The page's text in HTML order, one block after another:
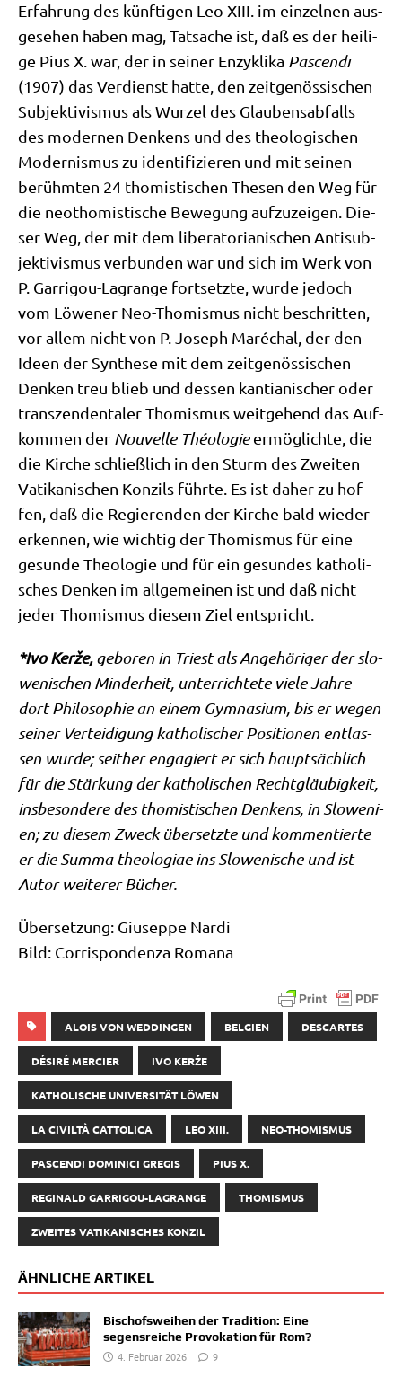
Erfah­rung des künf­ti­gen Leo XIII. im ein­zel­nen aus­
ge­se­hen haben mag, Tat­sa­che ist, daß es der hei­li­
ge Pius X. war, der in sei­ner Enzy­kli­ka Pas­cen­di
(1907) das Ver­dienst hat­te, den zeit­ge­nös­si­schen
Sub­jek­ti­vis­mus als Wur­zel des Glau­bens­ab­falls
des moder­nen Den­kens und des theo­lo­gi­schen
Moder­nis­mus zu iden­ti­fi­zie­ren und mit sei­nen
berühm­ten 24 tho­mi­sti­schen The­sen den Weg für
die neo­tho­mi­sti­sche Bewe­gung auf­zu­zei­gen. Die­
ser Weg, der mit dem libera­to­ria­ni­schen Anti­sub­
jek­ti­vis­mus ver­bun­den war und sich im Werk von
P. Gar­ri­gou-Lagran­ge fort­setz­te, wur­de jedoch
vom Löwe­ner Neo-Tho­mis­mus nicht beschrit­ten,
vor allem nicht von P. Joseph Maré­chal, der den
Ideen der Syn­the­se mit dem zeit­ge­nös­si­schen
Den­ken treu blieb und des­sen kan­ti­a­ni­scher oder
tran­szen­den­ta­ler Tho­mis­mus weit­ge­hend das Auf­
kom­men der Nou­vel­le Théo­lo­gieermög­lich­te, die
die Kir­che schließ­lich in den Sturm des Zwei­ten
Vati­ka­ni­schen Kon­zils führ­te. Es ist daher zu hof­
fen, daß die Regie­ren­den der Kir­che bald wie­der
erken­nen, wie wich­tig der Tho­mis­mus für eine
gesun­de Theo­lo­gie und für ein gesun­des katho­li­
sches Den­ken im all­ge­mei­nen ist und daß nicht
jeder Tho­mis­mus die­sem Ziel entspricht.
*Ivo Kerže,gebo­ren in Tri­est als Ange­hö­ri­ger der slo­
we­ni­schen Min­der­heit, unter­rich­te­te vie­le Jah­re
dort Phi­lo­so­phie an einem Gym­na­si­um, bis er wegen
sei­ner Ver­tei­di­gung katho­li­scher Posi­tio­nen ent­las­
sen wur­de; seit­her enga­giert er sich haupt­säch­lich
für die Stär­kung der katho­li­schen Recht­gläu­big­keit,
ins­be­son­de­re des tho­mi­sti­schen Den­kens, in Slo­we­ni­
en; zu die­sem Zweck über­setz­te und kom­men­tier­te
er die Sum­ma theo­lo­giae ins Slo­we­ni­sche und ist
Autor wei­te­rer Bücher.
Über­set­zung: Giu­sep­pe Nar­di
Bild: Cor­ri­spon­den­za Romana
ALOIS VON WEDDINGEN BELGIEN DESCARTES
DÉSIRÉ MERCIER IVO KERŽE
KATHOLISCHE UNIVERSITÄT LÖWEN
LA CIVILTÀ CATTOLICA LEO XIII. NEO-THOMISMUS
PASCENDI DOMINICI GREGIS PIUS X.
REGINALD GARRIGOU-LAGRANGE THOMISMUS
ZWEITES VATIKANISCHES KONZIL
ÄHNLICHE ARTIKEL
Bischofsweihen der Tradition: Eine
segensreiche Provokation für Rom?
4. Februar 2026
9